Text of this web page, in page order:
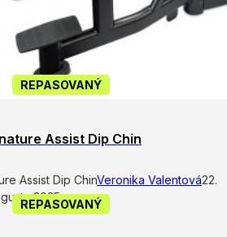
REPASOVANÝ
Assist Dip Chin
Assist Dip ChinVeronika Valentová22.
2025
REPASOVANÝ